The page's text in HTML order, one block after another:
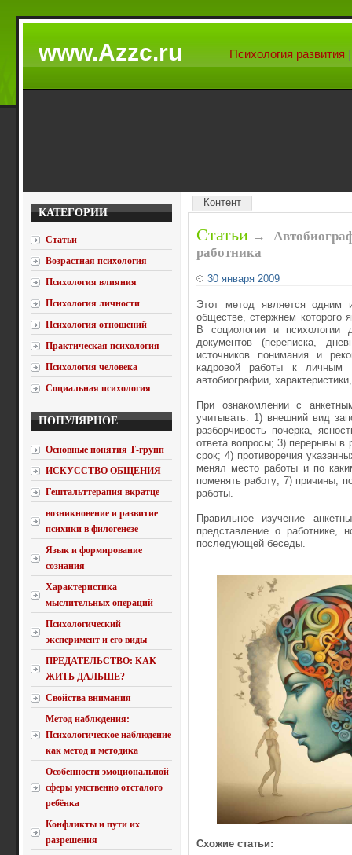
www.Azzc.ru Психология развития
КАТЕГОРИИ
Статьи
Возрастная психология
Психология влияния
Психология личности
Психология отношений
Практическая психология
Психология человека
Социальная психология
ПОПУЛЯРНОЕ
Основные понятия Т-групп
ИСКУССТВО ОБЩЕНИЯ
Гештальттерапия вкратце
возникновение и развитие
психики в филогенезе
Язык и формирование
сознания
Характеристика
мыслительных операций
Психологический
эксперимент и его виды
ПРЕДАТЕЛЬСТВО: КАК
ЖИТЬ ДАЛЬШЕ?
Свойства внимания
Метод наблюдения:
Психологическое наблюдение
как метод и методика
Особенности эмоциональной
сферы умственно отсталого
ребёнка
Конфликты и пути их
разрешения
Контент
Статьи →
работника
30 января 2009
Этот метод является одним
обществе, стержнем которого
В социологии и психологии
документов (переписка,
источников понимания и
кадровой работы к личным
автобиографии,
При ознакомлении с
учитывать: 1) внешний вид
разборчивость почерка,
ответа вопросы; 3) перерывы в
срок; 4) противоречия
менял место работы и по
поменять работу; 7) причины,
работы.
Правильное изучение
представление о работнике,
последующей беседы.
Схожие статьи: